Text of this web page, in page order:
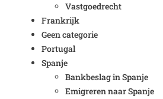
Vastgoedrecht
Frankrijk
Geen categorie
Portugal
Spanje
Bankbeslag in Spanje
Emigreren naar Spanje